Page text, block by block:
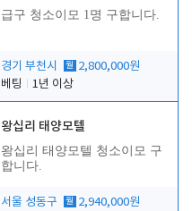
급구 청소이모 1명 구합니다.
경기 부천시 월 2,800,000원
베팅
1년 이상
왕십리 태양모텔
왕십리 태양모텔 청소이모 구
합니다.
서울 성동구 월 2,940,000원